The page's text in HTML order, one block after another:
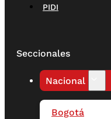
PIDI
Seccionales
Nacional
Bogotá